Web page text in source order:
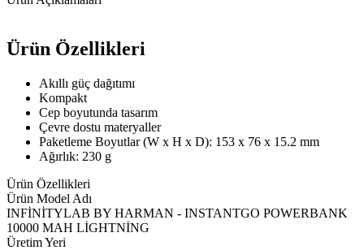
Ürün Özellikleri
Akıllı güç dağıtımı
Kompakt
Cep boyutunda tasarım
Çevre dostu materyaller
Paketleme Boyutlar (W x H x D): 153 x 76 x 15.2 mm
Ağırlık: 230 g
Ürün Özellikleri
Ürün Model Adı
INFİNİTYLAB BY HARMAN - INSTANTGO POWERBANK
10000 MAH LİGHTNİNG
Üretim Yeri